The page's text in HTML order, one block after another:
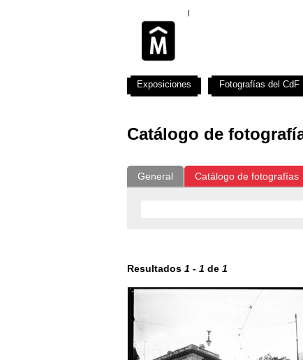
Catálogo de
General Catálogo de fotografías
Resultados 1 - 1 de 1
Exposiciones Fotografías del CdF